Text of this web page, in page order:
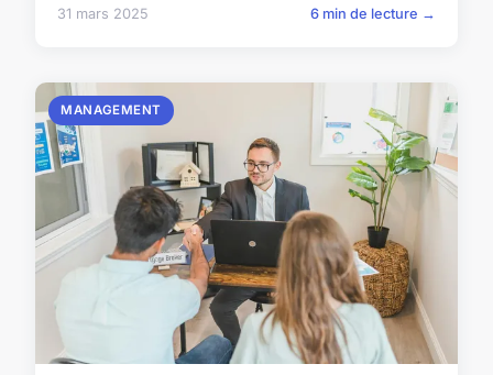
31 mars 2025 6 min de lecture →
MANAGEMENT